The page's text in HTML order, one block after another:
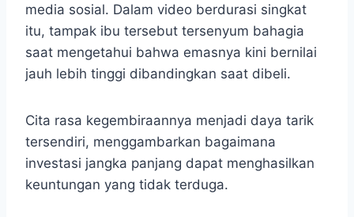
media sosial. Dalam video berdurasi singkat
itu, tampak ibu tersebut tersenyum bahagia
saat mengetahui bahwa emasnya kini bernilai
jauh lebih tinggi dibandingkan saat dibeli.
Cita rasa kegembiraannya menjadi daya tarik
tersendiri, menggambarkan bagaimana
investasi jangka panjang dapat menghasilkan
keuntungan yang tidak terduga.